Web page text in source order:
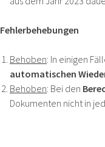
Fehlerbehebungen
Behoben: In einigen
automatischen
Behoben: Bei den
Dokumenten nicht in